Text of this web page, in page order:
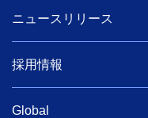
ニュースリリース
採用情報
Global